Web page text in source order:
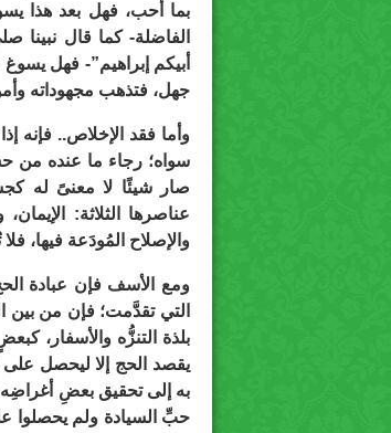
بما أحب، فهل بعد هذا
الفاضلة- كما قال
أبيكم إبراهيم”- فهل
جهل، فتذهب مجهوداته
وأما فقد الإخلاص.. فإنه
سواه؛ رجاء ما عنده من
صار شيئًا لا معنىً له
عناصرها الثلاثة:
والإصلاح المُودَعة فيها،
ومع الأسف فإن عبادة
التي تقدَّمت؛ فإن من بين
بلذة التنزُّه والأسفار،
يقصد الحج إلا ليحصل
به إلى تحقيق بعضِ أغراضِه
حبِّ السيادة ولم يحصلوا